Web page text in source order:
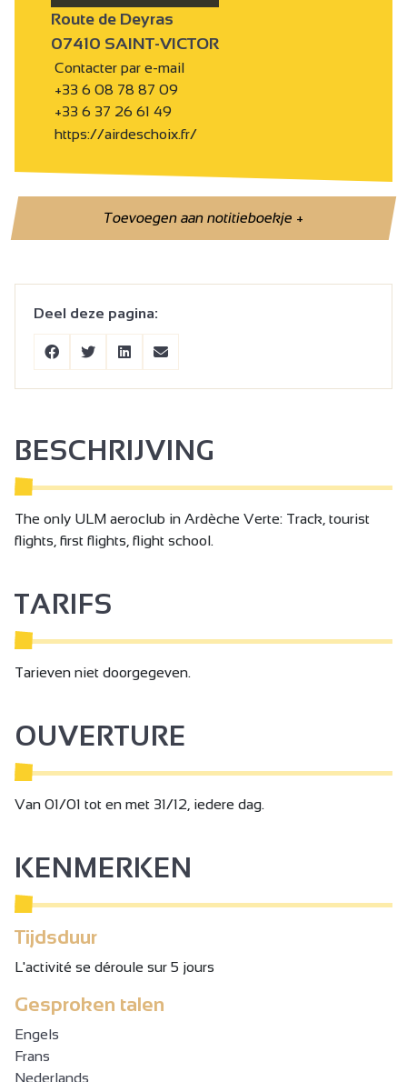
Route de Deyras
07410 SAINT-VICTOR
Contacter par e-mail
+33 6 08 78 87 09
+33 6 37 26 61 49
https://airdeschoix.fr/
Toevoegen aan notitieboekje+
Deel deze pagina:
BESCHRIJVING
The only ULM aeroclub in Ardèche Verte: Track, tourist
flights, first flights, flight school.
TARIFS
Tarieven niet doorgegeven.
OUVERTURE
Van 01/01 tot en met 31/12, iedere dag.
KENMERKEN
Tijdsduur
L'activité se déroule sur 5 jours
Gesproken talen
Engels
Frans
Nederlands